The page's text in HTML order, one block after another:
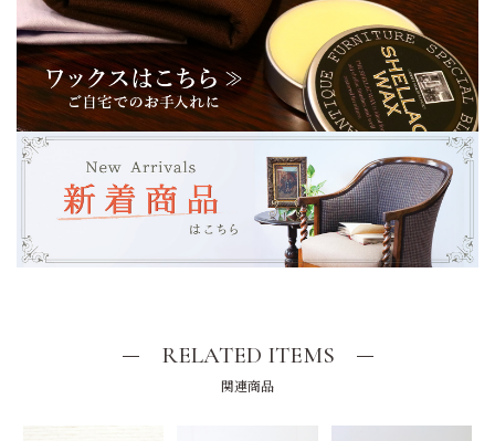
RELATED ITEMS
関連商品